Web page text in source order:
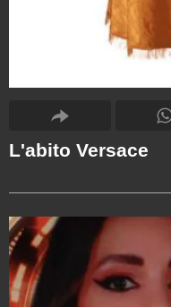
L'abito Versace